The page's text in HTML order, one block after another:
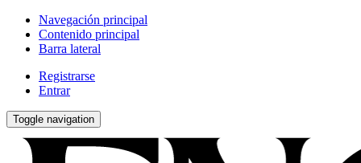
Navegación principal
Contenido principal
Barra lateral
Registrarse
Entrar
Toggle navigation